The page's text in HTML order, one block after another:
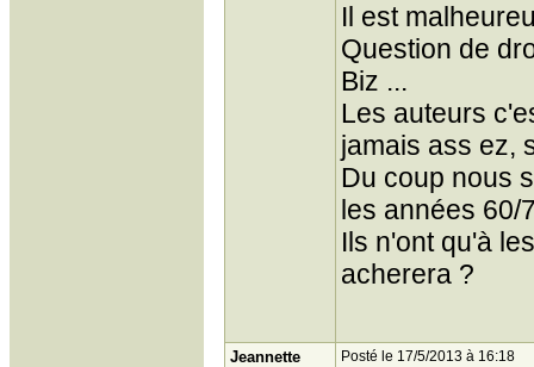
Il est
Question de
Biz ...
Les auteurs
jamais ass ez,
Du coup nous
les années 60/
Ils n'ont qu'à
acherera ?
Jeannette Posté le 17/5/2013 à 16:18